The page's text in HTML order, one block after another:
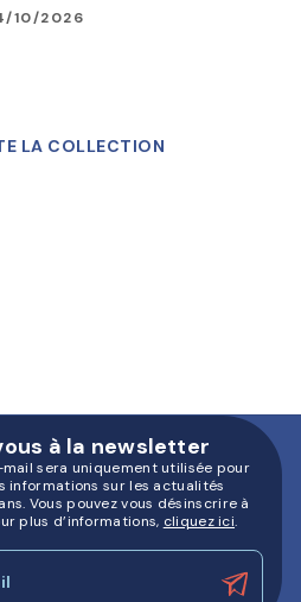
10/2026
LA COLLECTION
à la newsletter
sera uniquement utilisée pour
informations sur les actualités
Vous pouvez vous désinscrire à
plus d’informations, cliquez ici.